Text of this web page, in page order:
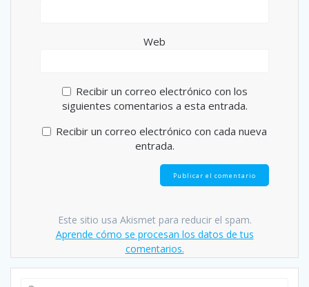
Web
Recibir un correo electrónico con los
siguientes comentarios a esta entrada.
Recibir un correo electrónico con cada nueva
entrada.
Este sitio usa Akismet para reducir el spam.
Aprende cómo se procesan los datos de tus
comentarios.